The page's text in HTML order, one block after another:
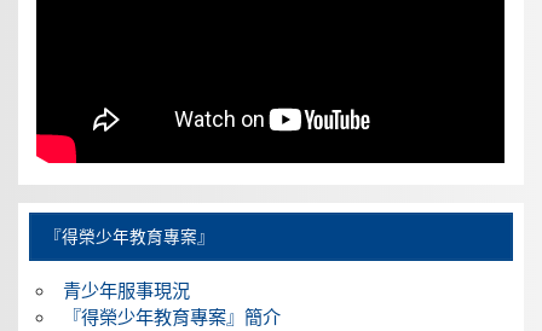
『得榮少年教育專案』
青少年服事現況
『得榮少年教育專案』簡介